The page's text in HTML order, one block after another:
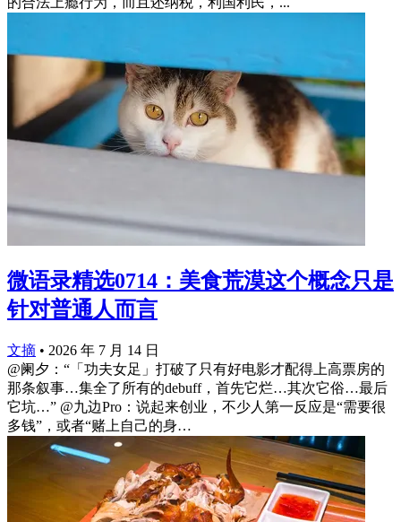
微语录精选0714：美食荒漠这个概念只是
针对普通人而言
文摘 • 2026 年 7 月 14 日
@阑夕：“「功夫女足」打破了只有好电影才配得上高票房的
那条叙事…集全了所有的debuff，首先它烂…其次它俗…最后
它坑…” @九边Pro：说起来创业，不少人第一反应是“需要很
多钱”，或者“赌上自己的身…